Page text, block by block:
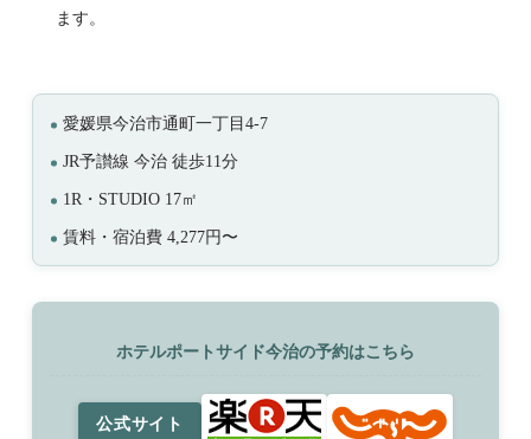
ます。
愛媛県今治市通町一丁目4-7
JR予讃線 今治 徒歩11分
1R・STUDIO 17㎡
賃料・宿泊費 4,277円〜
ホテルポートサイド今治の予約はこちら
公式サイト